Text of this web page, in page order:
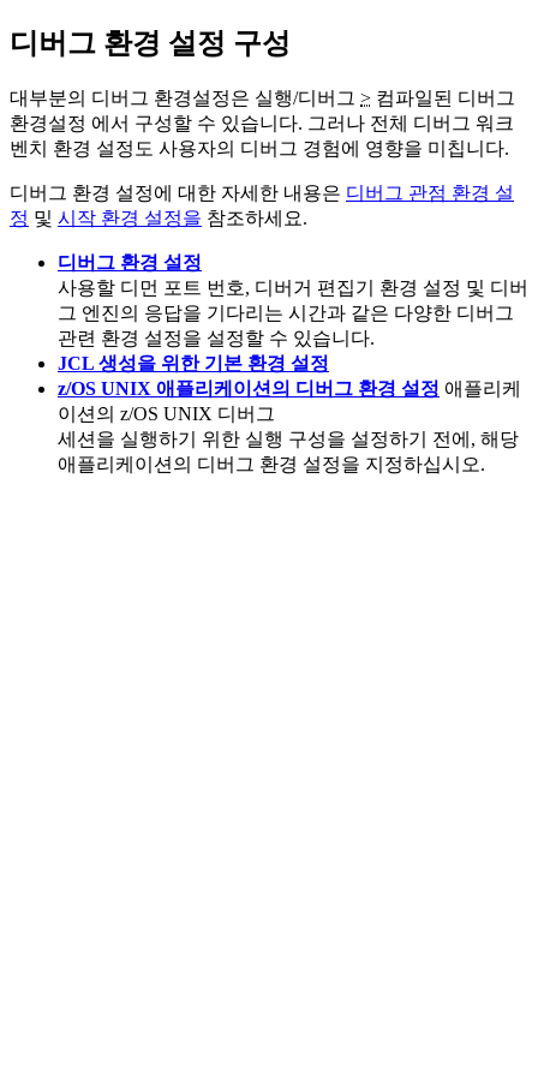
디버그 환경 설정 구성
대부분의 디버그 환경설정은 실행/디버그 > 컴파일된 디버그
환경설정 에서 구성할 수 있습니다. 그러나 전체 디버그 워크
벤치 환경 설정도 사용자의 디버그 경험에 영향을 미칩니다.
디버그 환경 설정에 대한 자세한 내용은 디버그 관점 환경 설
정 및 시작 환경 설정을 참조하세요.
디버그 환경 설정
사용할 디먼 포트 번호, 디버거 편집기 환경 설정 및 디버
그 엔진의 응답을 기다리는 시간과 같은 다양한 디버그
관련 환경 설정을 설정할 수 있습니다.
JCL 생성을 위한 기본 환경 설정
z/OS UNIX 애플리케이션의 디버그 환경 설정 애플리케
이션의 z/OS UNIX 디버그
세션을 실행하기 위한 실행 구성을 설정하기 전에, 해당
애플리케이션의 디버그 환경 설정을 지정하십시오.